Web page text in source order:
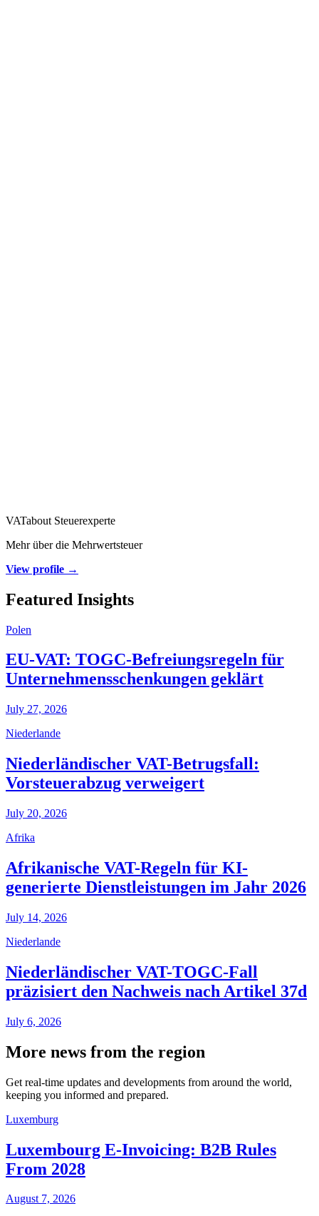
VATabout Steuerexperte
Mehr über die Mehrwertsteuer
View profile →
Featured Insights
Polen
EU-VAT: TOGC-Befreiungsregeln für
Unternehmensschenkungen geklärt
July 27, 2026
Niederlande
Niederländischer VAT-Betrugsfall:
Vorsteuerabzug verweigert
July 20, 2026
Afrika
Afrikanische VAT-Regeln für KI-
generierte Dienstleistungen im Jahr 2026
July 14, 2026
Niederlande
Niederländischer VAT-TOGC-Fall
präzisiert den Nachweis nach Artikel 37d
July 6, 2026
More news from the region
Get real-time updates and developments from around the world,
keeping you informed and prepared.
Luxemburg
Luxembourg E-Invoicing: B2B Rules
From 2028
August 7, 2026